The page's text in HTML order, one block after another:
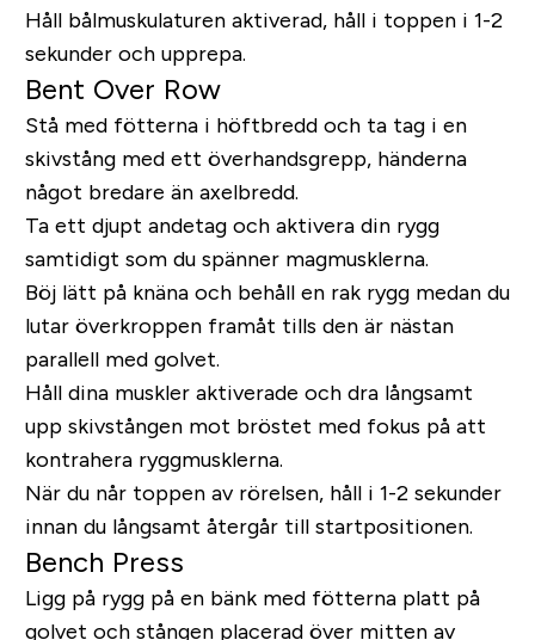
Håll bålmuskulaturen aktiverad, håll i toppen i 1-2
sekunder och upprepa.
Bent Over Row
Stå med fötterna i höftbredd och ta tag i en
skivstång med ett överhandsgrepp, händerna
något bredare än axelbredd.
Ta ett djupt andetag och aktivera din rygg
samtidigt som du spänner magmusklerna.
Böj lätt på knäna och behåll en rak rygg medan du
lutar överkroppen framåt tills den är nästan
parallell med golvet.
Håll dina muskler aktiverade och dra långsamt
upp skivstången mot bröstet med fokus på att
kontrahera ryggmusklerna.
När du når toppen av rörelsen, håll i 1-2 sekunder
innan du långsamt återgår till startpositionen.
Bench Press
Ligg på rygg på en bänk med fötterna platt på
golvet och stången placerad över mitten av